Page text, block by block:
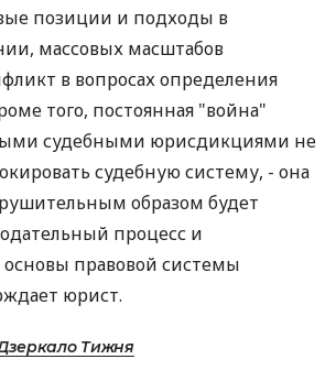
позиции и подходы в
массовых масштабов
в вопросах определения
того, постоянная "война"
судебными юрисдикциями не
судебную систему, - она
образом будет
процесс и
основы правовой системы
юрист.
Тижня